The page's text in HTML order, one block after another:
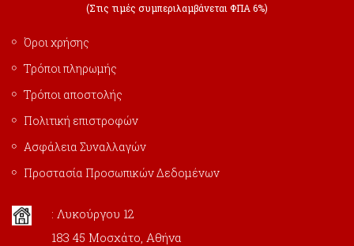
(Στις τιμές συμπεριλαμβάνεται ΦΠΑ 6%)
Όροι χρήσης
Τρόποι πληρωμής
Τρόποι αποστολής
Πολιτική επιστροφών
Ασφάλεια Συναλλαγών
Προστασία Προσωπικών Δεδομένων
: Λυκούργου 12
183 45 Μοσχάτο, Αθήνα